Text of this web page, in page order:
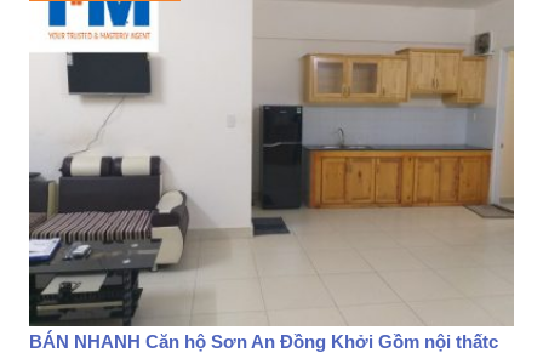
BÁN NHANH Căn hộ Sơn An Đồng Khởi Gồm nội thấtc